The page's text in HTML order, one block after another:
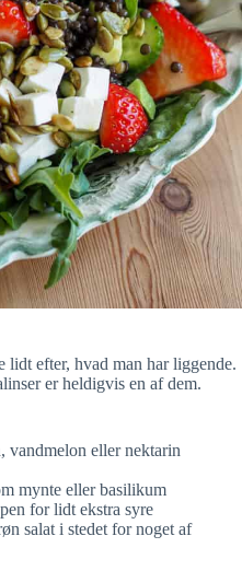
lidt efter, hvad man har liggende.
er heldigvis en af dem.
vandmelon eller nektarin
mynte eller basilikum
for lidt ekstra syre
salat i stedet for noget af